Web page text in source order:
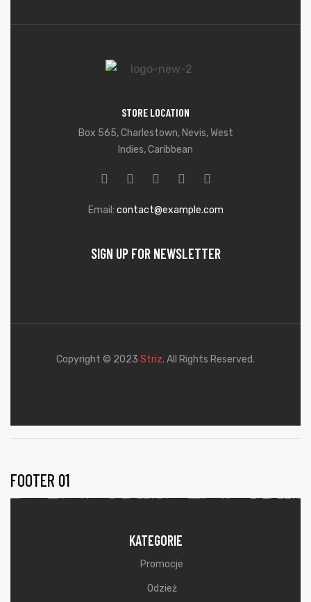
STORE LOCATION
Box 565, Charlestown, Nevis, West
Indies, Caribbean
Email: contact@example.com
SIGN UP FOR NEWSLETTER
Copyright © 2023 Striz. All Rights Reserved.
FOOTER 01
KATEGORIE
Promocje
Odzież